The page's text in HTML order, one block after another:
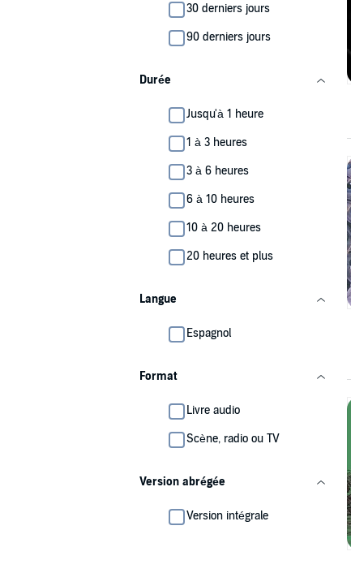
30 derniers jours
90 derniers jours
Durée
Jusqu'à 1 heure
1 à 3 heures
3 à 6 heures
6 à 10 heures
10 à 20 heures
20 heures et plus
Langue
Espagnol
Format
Livre audio
Scène, radio ou TV
Version abrégée
Version intégrale